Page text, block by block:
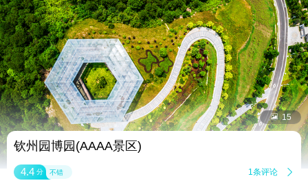
 15
钦州园博园(AAAA景区)
4.4 分 不错 1条评论 
